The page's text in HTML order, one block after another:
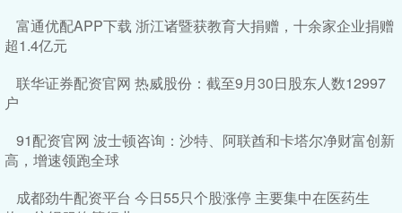
富通优配APP下载 浙江诸暨获教育大捐赠，十余家企业捐赠
超1.4亿元
联华证券配资官网 热威股份：截至9月30日股东人数12997
户
91配资官网 波士顿咨询：沙特、阿联酋和卡塔尔净财富创新
高，增速领跑全球
成都劲牛配资平台 今日55只个股涨停 主要集中在医药生